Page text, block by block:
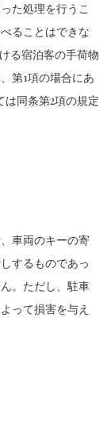
た処理を行うこ
ることはできな
る宿泊客の手荷物
第1項の場合にあ
は同条第2項の規定
車両のキーの寄
するものであっ
。ただし、駐車
って損害を与え